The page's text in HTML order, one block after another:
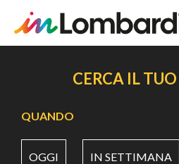
principale
CERCA IL
QUANDO
OGGI IN SETTIMANA